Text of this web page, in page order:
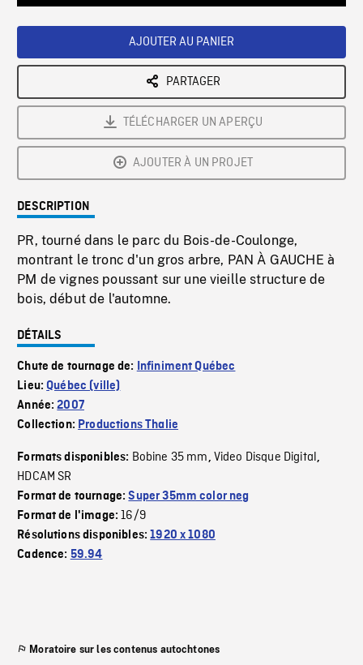
AJOUTER AU PANIER
PARTAGER
TÉLÉCHARGER UN APERÇU
AJOUTER À UN PROJET
DESCRIPTION
PR, tourné dans le parc du Bois-de-Coulonge,
montrant le tronc d'un gros arbre, PAN À GAUCHE à
PM de vignes poussant sur une vieille structure de
bois, début de l'automne.
DÉTAILS
Chute de tournage de:
Infiniment Québec
Lieu:Québec (ville)
Année:2007
Collection: Productions Thalie
Formats disponibles: Bobine 35 mm, Video Disque Digital,
HDCAM SR
Format de tournage:Super 35mm color neg
Format de l'image:16/9
Résolutions disponibles:1920 x 1080
Cadence: 59.94
Moratoire sur les contenus autochtones